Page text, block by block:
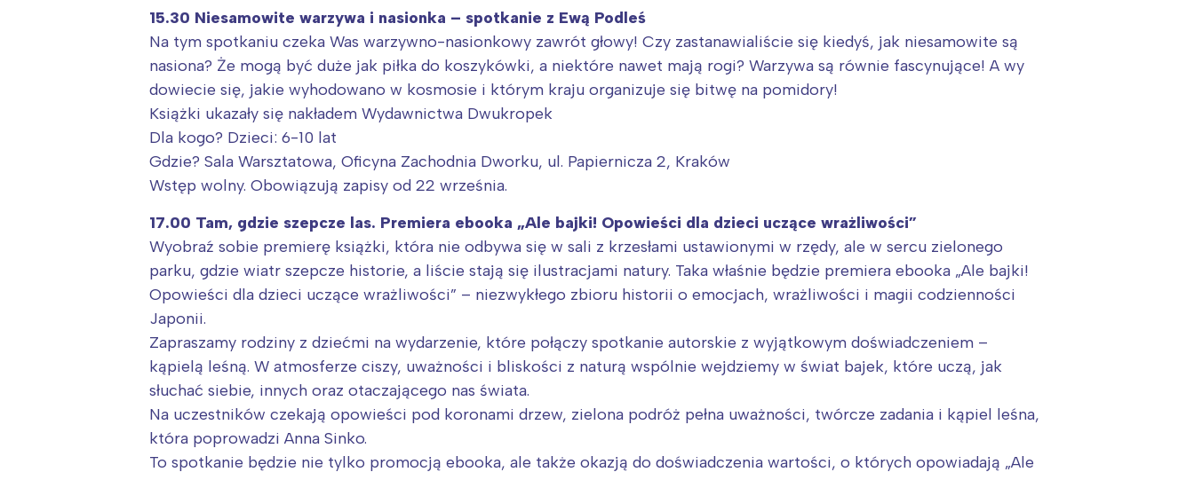
15.30 Niesamowite warzywa i nasionka – spotkanie z Ewą Podleś
Na tym spotkaniu czeka Was warzywno-nasionkowy zawrót głowy! Czy zastanawialiście się kiedyś, jak niesamowite są
nasiona? Że mogą być duże jak piłka do koszykówki, a niektóre nawet mają rogi? Warzywa są równie fascynujące! A wy
dowiecie się, jakie wyhodowano w kosmosie i którym kraju organizuje się bitwę na pomidory!
Książki ukazały się nakładem Wydawnictwa Dwukropek
Dla kogo? Dzieci: 6-10 lat
Gdzie? Sala Warsztatowa, Oficyna Zachodnia Dworku, ul. Papiernicza 2, Kraków
Wstęp wolny. Obowiązują zapisy od 22 września.
17.00 Tam, gdzie szepcze las. Premiera ebooka „Ale bajki! Opowieści dla dzieci uczące wrażliwości”
Wyobraź sobie premierę książki, która nie odbywa się w sali z krzesłami ustawionymi w rzędy, ale w sercu zielonego
parku, gdzie wiatr szepcze historie, a liście stają się ilustracjami natury. Taka właśnie będzie premiera ebooka „Ale bajki!
Opowieści dla dzieci uczące wrażliwości” – niezwykłego zbioru historii o emocjach, wrażliwości i magii codzienności
Japonii.
Zapraszamy rodziny z dziećmi na wydarzenie, które połączy spotkanie autorskie z wyjątkowym doświadczeniem –
kąpielą leśną. W atmosferze ciszy, uważności i bliskości z naturą wspólnie wejdziemy w świat bajek, które uczą, jak
słuchać siebie, innych oraz otaczającego nas świata.
Na uczestników czekają opowieści pod koronami drzew, zielona podróż pełna uważności, twórcze zadania i kąpiel leśna,
która poprowadzi Anna Sinko.
To spotkanie będzie nie tylko promocją ebooka, ale także okazją do doświadczenia wartości, o których opowiadają „Ale